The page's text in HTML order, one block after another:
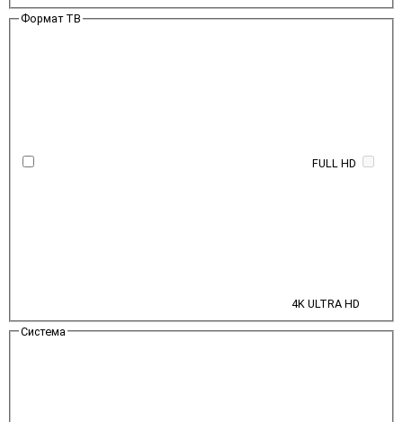
Формат ТВ
FULL HD
4K ULTRA HD
Система